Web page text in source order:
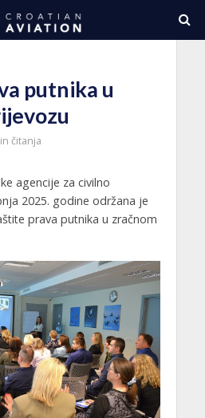
putnika u
čitanja
agencije za civilno
2025. godine održana je
prava putnika u zračnom